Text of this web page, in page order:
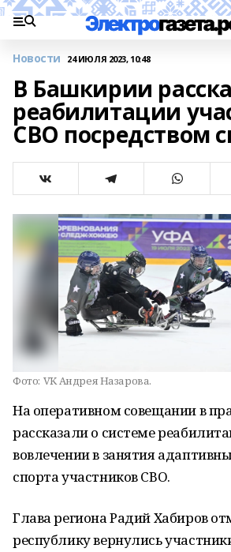
Новости 24 ИЮЛЯ 2023, 10:48
В Башкирии
реабилитации
СВО посредством
Фото: VK Андрея Назарова.
На оперативном совещании в
рассказали о системе
вовлечении в занятия
спорта участников СВО.
Глава региона Радий Хабиров
республику вернулись